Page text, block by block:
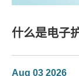
什么是电子
Aug 03 2026